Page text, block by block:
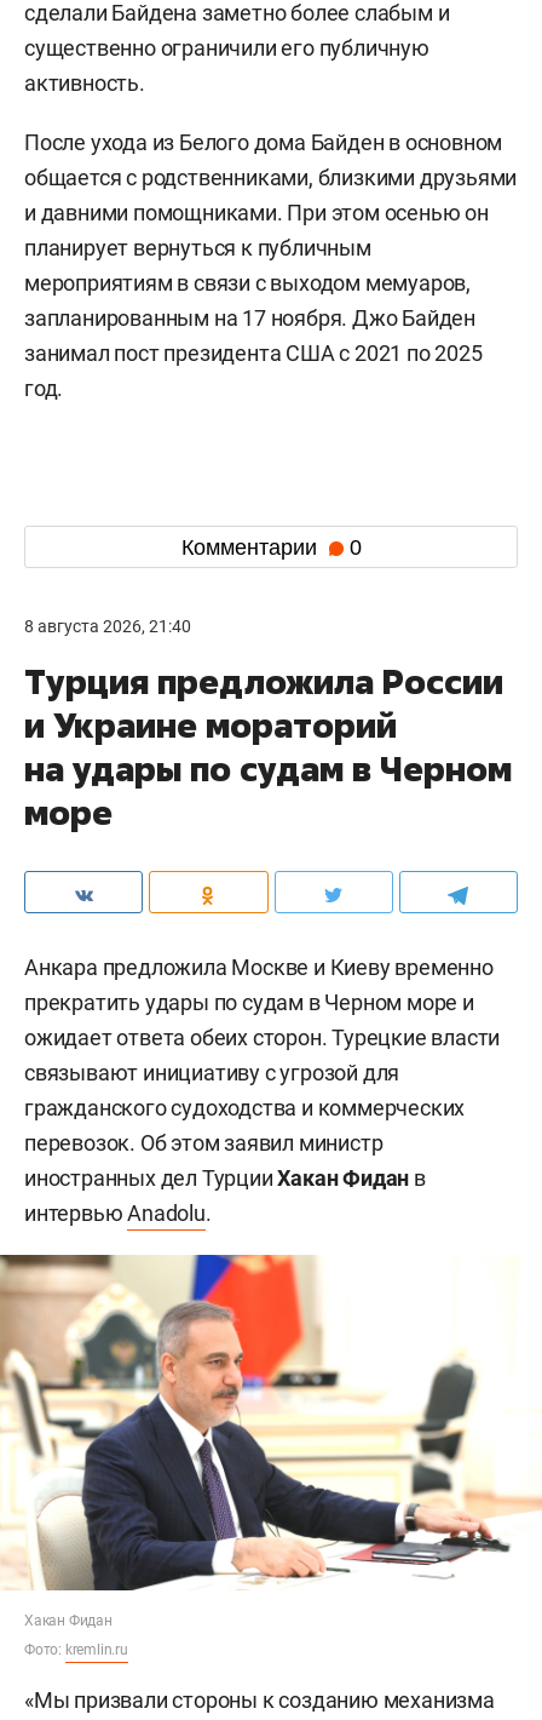
сделали Байдена заметно более слабым и
существенно ограничили его публичную
активность.
После ухода из Белого дома Байден в основном
общается с родственниками, близкими друзьями
и давними помощниками. При этом осенью он
планирует вернуться к публичным
мероприятиям в связи с выходом мемуаров,
запланированным на 17 ноября. Джо Байден
занимал пост президента США с 2021 по 2025
год.
Комментарии 0
8 августа 2026, 21:40
Турция предложила России
и Украине мораторий
на удары по судам в Черном
море
Анкара предложила Москве и Киеву временно
прекратить удары по судам в Черном море и
ожидает ответа обеих сторон. Турецкие власти
связывают инициативу с угрозой для
гражданского судоходства и коммерческих
перевозок. Об этом заявил министр
иностранных дел ТурцииХакан Фидан в
интервьюAnadolu.
Хакан Фидан
Фото: kremlin.ru
«Мы призвали стороны к созданию механизма